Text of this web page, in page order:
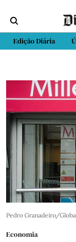
Edição Diária
Pedro Granadeiro/
Economia